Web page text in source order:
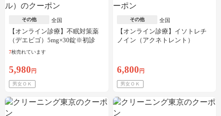
その他 全国
【オンライン診療】不眠対策薬
（デエビゴ）5mg×30錠※初診
料・送料込
7枚売れています
5,980 円
男女ＯＫ
その他 全国
【オンライン診療】イソトレチ
ノイン（アクネトレント）
6,800 円
男女ＯＫ